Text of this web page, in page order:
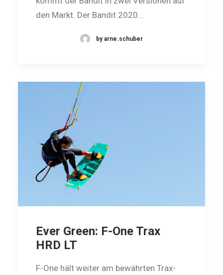
den Markt. Der Bandit 2020…
by arne.schuber
Ever Green: F-One Trax
HRD LT
F-One hält weiter am bewährten Trax-